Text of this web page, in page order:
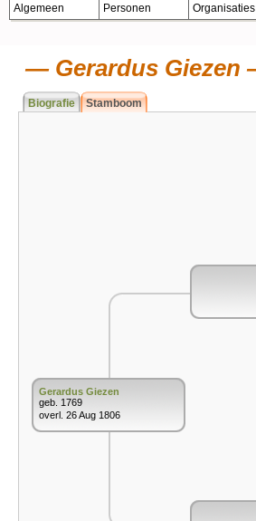
Algemeen Personen Organisaties
Gerardus Giezen
Biografie Stamboom
Gerardus Giezen
geb. 1769
overl. 26 Aug 1806